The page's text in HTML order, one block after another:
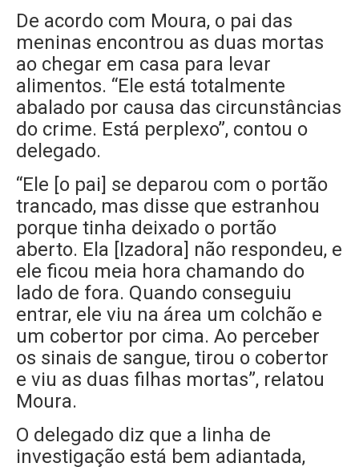
De acordo com Moura, o pai das
meninas encontrou as duas mortas
ao chegar em casa para levar
alimentos. “Ele está totalmente
abalado por causa das circunstâncias
do crime. Está perplexo”, contou o
delegado.
“Ele [o pai] se deparou com o portão
trancado, mas disse que estranhou
porque tinha deixado o portão
aberto. Ela [Izadora] não respondeu, e
ele ficou meia hora chamando do
lado de fora. Quando conseguiu
entrar, ele viu na área um colchão e
um cobertor por cima. Ao perceber
os sinais de sangue, tirou o cobertor
e viu as duas filhas mortas”, relatou
Moura.
O delegado diz que a linha de
investigação está bem adiantada,